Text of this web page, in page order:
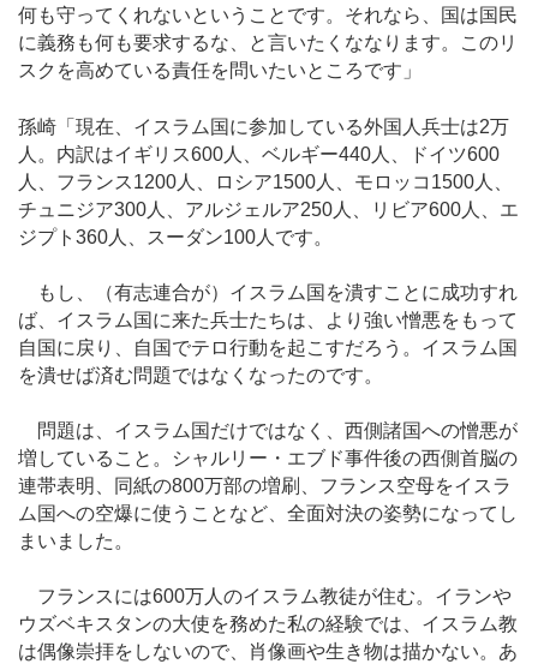
何も守ってくれないということです。それなら、国は国民
に義務も何も要求するな、と言いたくななります。このリ
スクを高めている責任を問いたいところです」
孫崎「現在、イスラム国に参加している外国人兵士は2万
人。内訳はイギリス600人、ベルギー440人、ドイツ600
人、フランス1200人、ロシア1500人、モロッコ1500人、
チュニジア300人、アルジェルア250人、リビア600人、エ
ジプト360人、スーダン100人です。
もし、（有志連合が）イスラム国を潰すことに成功すれ
ば、イスラム国に来た兵士たちは、より強い憎悪をもって
自国に戻り、自国でテロ行動を起こすだろう。イスラム国
を潰せば済む問題ではなくなったのです。
問題は、イスラム国だけではなく、西側諸国への憎悪が
増していること。シャルリー・エブド事件後の西側首脳の
連帯表明、同紙の800万部の増刷、フランス空母をイスラ
ム国への空爆に使うことなど、全面対決の姿勢になってし
まいました。
フランスには600万人のイスラム教徒が住む。イランや
ウズベキスタンの大使を務めた私の経験では、イスラム教
は偶像崇拝をしないので、肖像画や生き物は描かない。あ